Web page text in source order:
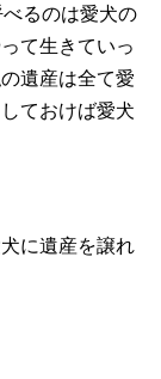
るのは愛犬の
て生きていっ
遺産は全て愛
ておけば愛犬
に遺産を譲れ